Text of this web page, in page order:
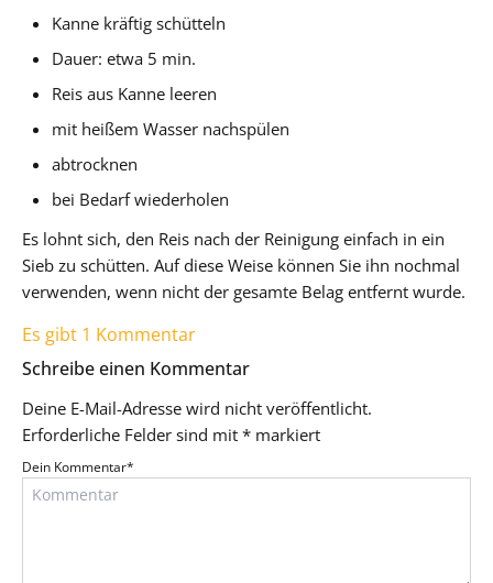
Kanne kräftig schütteln
Dauer: etwa 5 min.
Reis aus Kanne leeren
mit heißem Wasser nachspülen
abtrocknen
bei Bedarf wiederholen
Es lohnt sich, den Reis nach der Reinigung einfach in ein
Sieb zu schütten. Auf diese Weise können Sie ihn nochmal
verwenden, wenn nicht der gesamte Belag entfernt wurde.
Es gibt 1 Kommentar
Schreibe einen Kommentar
Deine E-Mail-Adresse wird nicht veröffentlicht.
Erforderliche Felder sind mit * markiert
Dein Kommentar*